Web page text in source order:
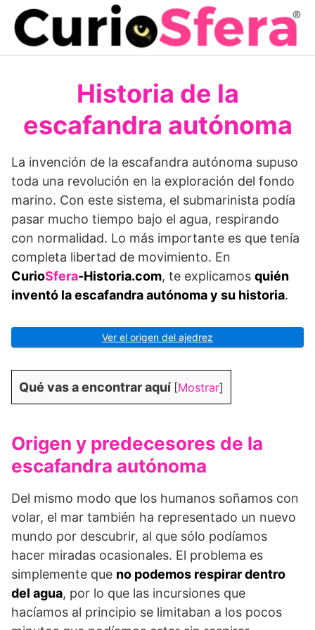
Saltar
contenido
Historia de la
escafandra autónoma
La invención de la escafandra autónoma supuso
toda una revolución en la exploración del fondo
marino. Con este sistema, el submarinista podía
pasar mucho tiempo bajo el agua, respirando
con normalidad. Lo más importante es que tenía
completa libertad de movimiento. En
CurioSfera-Historia.com, te explicamos quién
inventó la escafandra autónoma y su historia.
Ver el origen del ajedrez
Qué vas a encontrar aquí [Mostrar]
Origen y predecesores de la
escafandra autónoma
Del mismo modo que los humanos soñamos con
volar, el mar también ha representado un nuevo
mundo por descubrir, al que sólo podíamos
hacer miradas ocasionales. El problema es
simplemente que no podemos respirar dentro
del agua, por lo que las incursiones que
hacíamos al principio se limitaban a los pocos